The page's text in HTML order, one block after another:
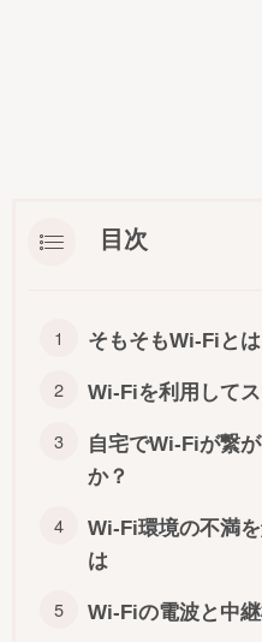
目次
そもそもWi-Fiとは
Wi-Fiを利用して
自宅でWi-Fiが繋
か？
Wi-Fi環境の不満
は
Wi-Fiの電波と中